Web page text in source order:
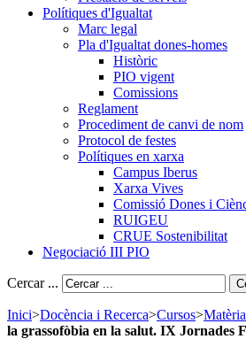
Polítiques d'Igualtat
Marc legal
Pla d'Igualtat dones-homes
Històric
PIO vigent
Comissions
Reglament
Procediment de canvi de nom
Protocol de festes
Polítiques en xarxa
Campus Iberus
Xarxa Vives
Comissió Dones i
RUIGEU
CRUE Sostenibilitat
Negociació III PIO
Cercar ...
Inici>Docència i Recerca>Cursos>
la grassofòbia en la salut. IX Jornades